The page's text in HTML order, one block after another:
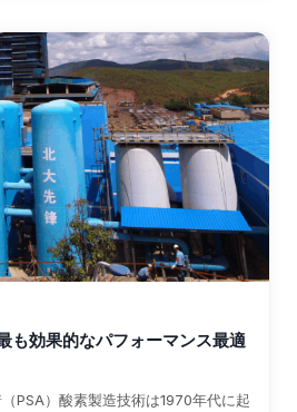
も効果的なパフォーマンス最適
PSA）酸素製造技術は1970年代に起